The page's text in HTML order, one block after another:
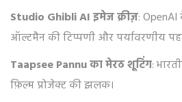
Studio Ghibli AI इमेज क्रीज़:
ऑल्टमैन की टिप्पणी और पर्यावरणीय
Taapsee Pannu का मेरठ शूटिंग:
फ़िल्म प्रोजेक्ट की झलक।